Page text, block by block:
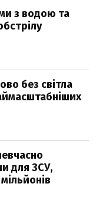
з водою та
без світла
для ЗСУ,